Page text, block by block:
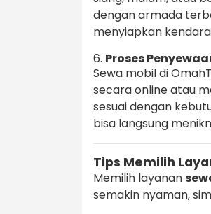
dengan armada
menyiapkan
6. Proses
Sewa mobil di
secara online atau
sesuai dengan
bisa langsung
Tips Memilih
Memilih layanan
semakin nyaman,